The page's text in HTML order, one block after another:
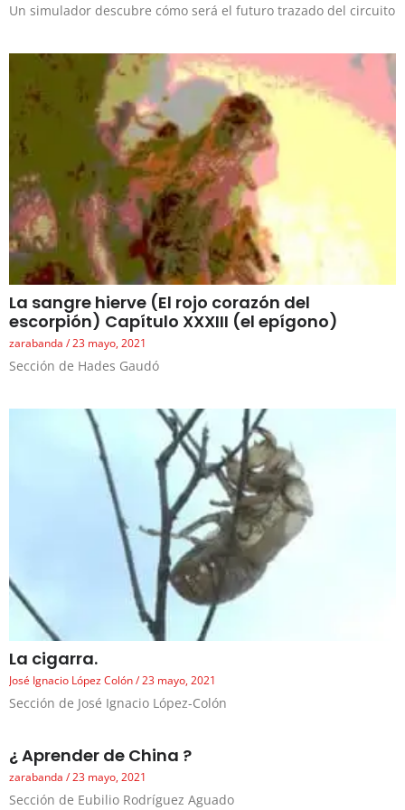
Un simulador descubre cómo será el futuro trazado del circuito
La sangre hierve (El rojo corazón del
escorpión) Capítulo XXXIII (el epígono)
zarabanda 23 mayo, 2021
Sección de Hades Gaudó
La cigarra.
José Ignacio López Colón 23 mayo, 2021
Sección de José Ignacio López-Colón
¿ Aprender de China ?
zarabanda 23 mayo, 2021
Sección de Eubilio Rodríguez Aguado